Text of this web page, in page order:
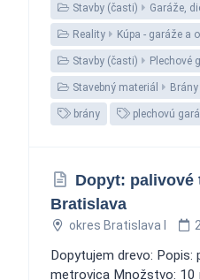
Stavby (časti) Garáže,
Reality Kúpa - garáže a
Stavby (časti) Plechové
Stavebný materiál Brány
brány plechovú
Dopyt: palivové
Bratislava
okres Bratislava I
Dopytujem drevo: Popis:
metrovica Množstvo: 10